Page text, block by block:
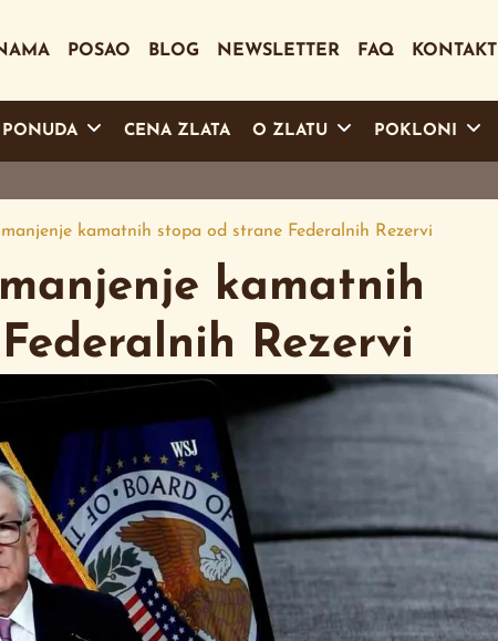
POSAO BLOG NEWSLETTER FAQ KONTAKT
PONUDA CENA ZLATA O ZLATU POKLONI
kamatnih stopa od strane Federalnih Rezervi
kamatnih
Rezervi